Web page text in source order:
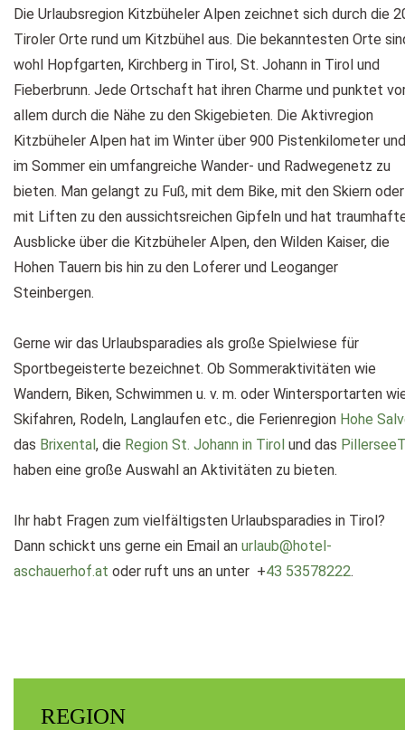
Die Urlaubsregion Kitzbüheler Alpen zeichnet sich durch die
Tiroler Orte rund um Kitzbühel aus. Die bekanntesten Orte
wohl Hopfgarten, Kirchberg in Tirol, St. Johann in Tirol und
Fieberbrunn. Jede Ortschaft hat ihren Charme und punktet
allem durch die Nähe zu den Skigebieten. Die Aktivregion
Kitzbüheler Alpen hat im Winter über 900 Pistenkilometer und
im Sommer ein umfangreiche Wander- und Radwegenetz zu
bieten. Man gelangt zu Fuß, mit dem Bike, mit den Skiern oder
mit Liften zu den aussichtsreichen Gipfeln und hat
Ausblicke über die Kitzbüheler Alpen, den Wilden Kaiser, die
Hohen Tauern bis hin zu den Loferer und Leoganger
Steinbergen.
Gerne wir das Urlaubsparadies als große Spielwiese für
Sportbegeisterte bezeichnet. Ob Sommeraktivitäten wie
Wandern, Biken, Schwimmen u. v. m. oder Wintersportarten
Skifahren, Rodeln, Langlaufen etc., die Ferienregion Hohe
das Brixental, die Region St. Johann in Tirol und das
haben eine große Auswahl an Aktivitäten zu bieten.
Ihr habt Fragen zum vielfältigsten Urlaubsparadies in Tirol?
Dann schickt uns gerne ein Email an urlaub@hotel-
aschauerhof.at oder ruft uns an unter +43 53578222.
REGION